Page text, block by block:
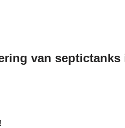
van septictanks